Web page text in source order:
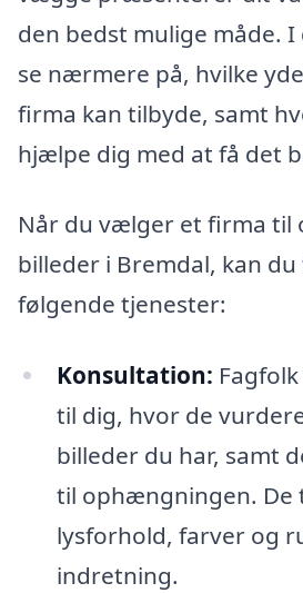
den bedst mulige måde.
se nærmere på, hvilke
firma kan tilbyde, samt
hjælpe dig med at få det
Når du vælger et firma
billeder i Bremdal, kan
følgende tjenester:
Konsultation:
til dig, hvor de
billeder du har, samt
til ophængningen. De
lysforhold, farver og
indretning.